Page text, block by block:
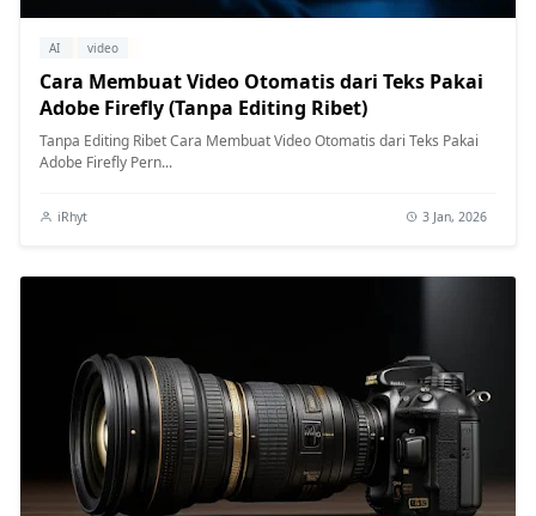
AI video
Cara Membuat Video Otomatis dari Teks Pakai
Adobe Firefly (Tanpa Editing Ribet)
Tanpa Editing Ribet Cara Membuat Video Otomatis dari Teks Pakai
Adobe Firefly Pern...
iRhyt 3 Jan, 2026